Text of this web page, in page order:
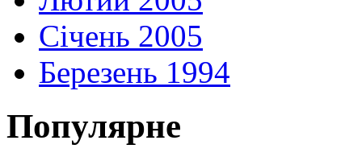
Січень 2005
Березень 1994
Популярне